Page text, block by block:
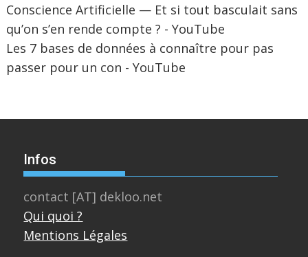
Conscience Artificielle — Et si tout basculait sans
qu’on s’en rende compte ? - YouTube
Les 7 bases de données à connaître pour pas
passer pour un con - YouTube
Infos
contact [AT] dekloo.net
Qui quoi ?
Mentions Légales